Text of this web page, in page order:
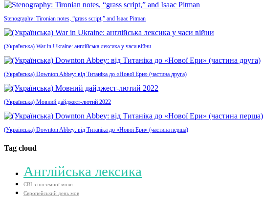
Stenography: Tironian notes, “grass script,” and Isaac Pitman
(Українська) War in Ukraine: англійська лексика у часи війни
(Українська) Downton Abbey: від Титаніка до «Нової Ери» (частина друга)
(Українська) Мовний дайджест-лютий 2022
(Українська) Downton Abbey: від Титаніка до «Нової Ери» (частина перша)
Tag cloud
Aнглійська лексика
ЄВІ з іноземної мови
Європейський день мов